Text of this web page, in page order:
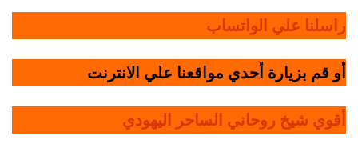
راسلنا علي الواتساب
أو قم بزيارة أحدي مواقعنا علي الانترنت
أقوي شيخ روحاني الساحر اليهودي